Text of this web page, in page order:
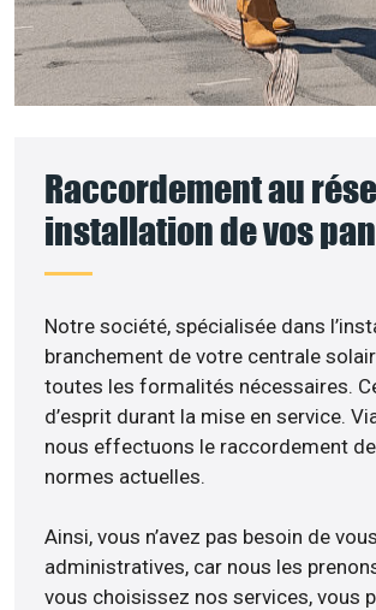
Raccordement au
installation de vos
Notre société, spécialisée dans
branchement de votre centrale
toutes les formalités nécessaires.
d’esprit durant la mise en service.
nous effectuons le raccordement
normes actuelles.
Ainsi, vous n’avez pas besoin de
administratives, car nous les
vous choisissez nos services, vous